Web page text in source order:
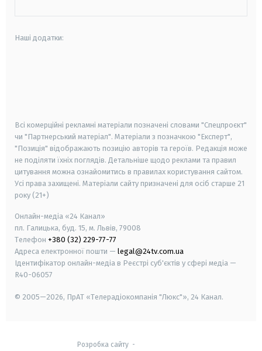
Наші додатки:
Всі комерційні рекламні матеріали позначені словами "Спецпроєкт"
чи "Партнерський матеріал". Матеріали з позначкою "Експерт",
"Позиція" відображають позицію авторів та героїв. Редакція може
не поділяти їхніх поглядів. Детальніше щодо реклами та правил
цитування можна ознайомитись в правилах користування сайтом.
Усі права захищені. Матеріали сайту призначені для осіб старше 21
року (21+)
Онлайн-медіа «24 Канал»
пл. Галицька, буд. 15, м. Львів, 79008
Телефон +380 (32) 229-77-77
Адреса електронної пошти — legal@24tv.com.ua
Ідентифікатор онлайн-медіа в Реєстрі суб'єктів у сфері медіа —
R40-06057
© 2005—2026, ПрАТ «Телерадіокомпанія "Люкс"», 24 Канал.
Розробка сайту-